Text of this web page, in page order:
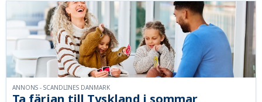
ANNONS - SCANDLINES DANMARK